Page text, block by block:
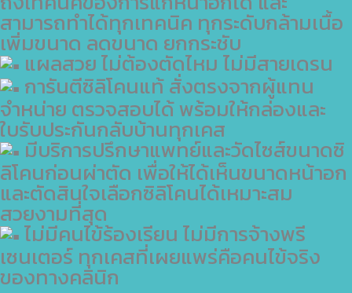
สามารถทำได้ทุกเทคนิค ทุกระดับกล้ามเนื้อ
เพิ่มขนาด ลดขนาด ยกกระชับ
แผลสวย ไม่ต้องตัดไหม ไม่มีสายเดรน
การันตีซิลิโคนแท้ สั่งตรงจากผู้แทน
จำหน่าย ตรวจสอบได้ พร้อมให้กล่องและ
ใบรับประกันกลับบ้านทุกเคส
มีบริการปรึกษาแพทย์และวัดไซส์ขนาดซิ
ลิโคนก่อนผ่าตัด เพื่อให้ได้เห็นขนาดหน้าอก
และตัดสินใจเลือกซิลิโคนได้เหมาะสม
สวยงามที่สุด
ไม่มีคนไข้ร้องเรียน ไม่มีการจ้างพรี
เซนเตอร์ ทุกเคสที่เผยแพร่คือคนไข้จริง
ของทางคลินิก